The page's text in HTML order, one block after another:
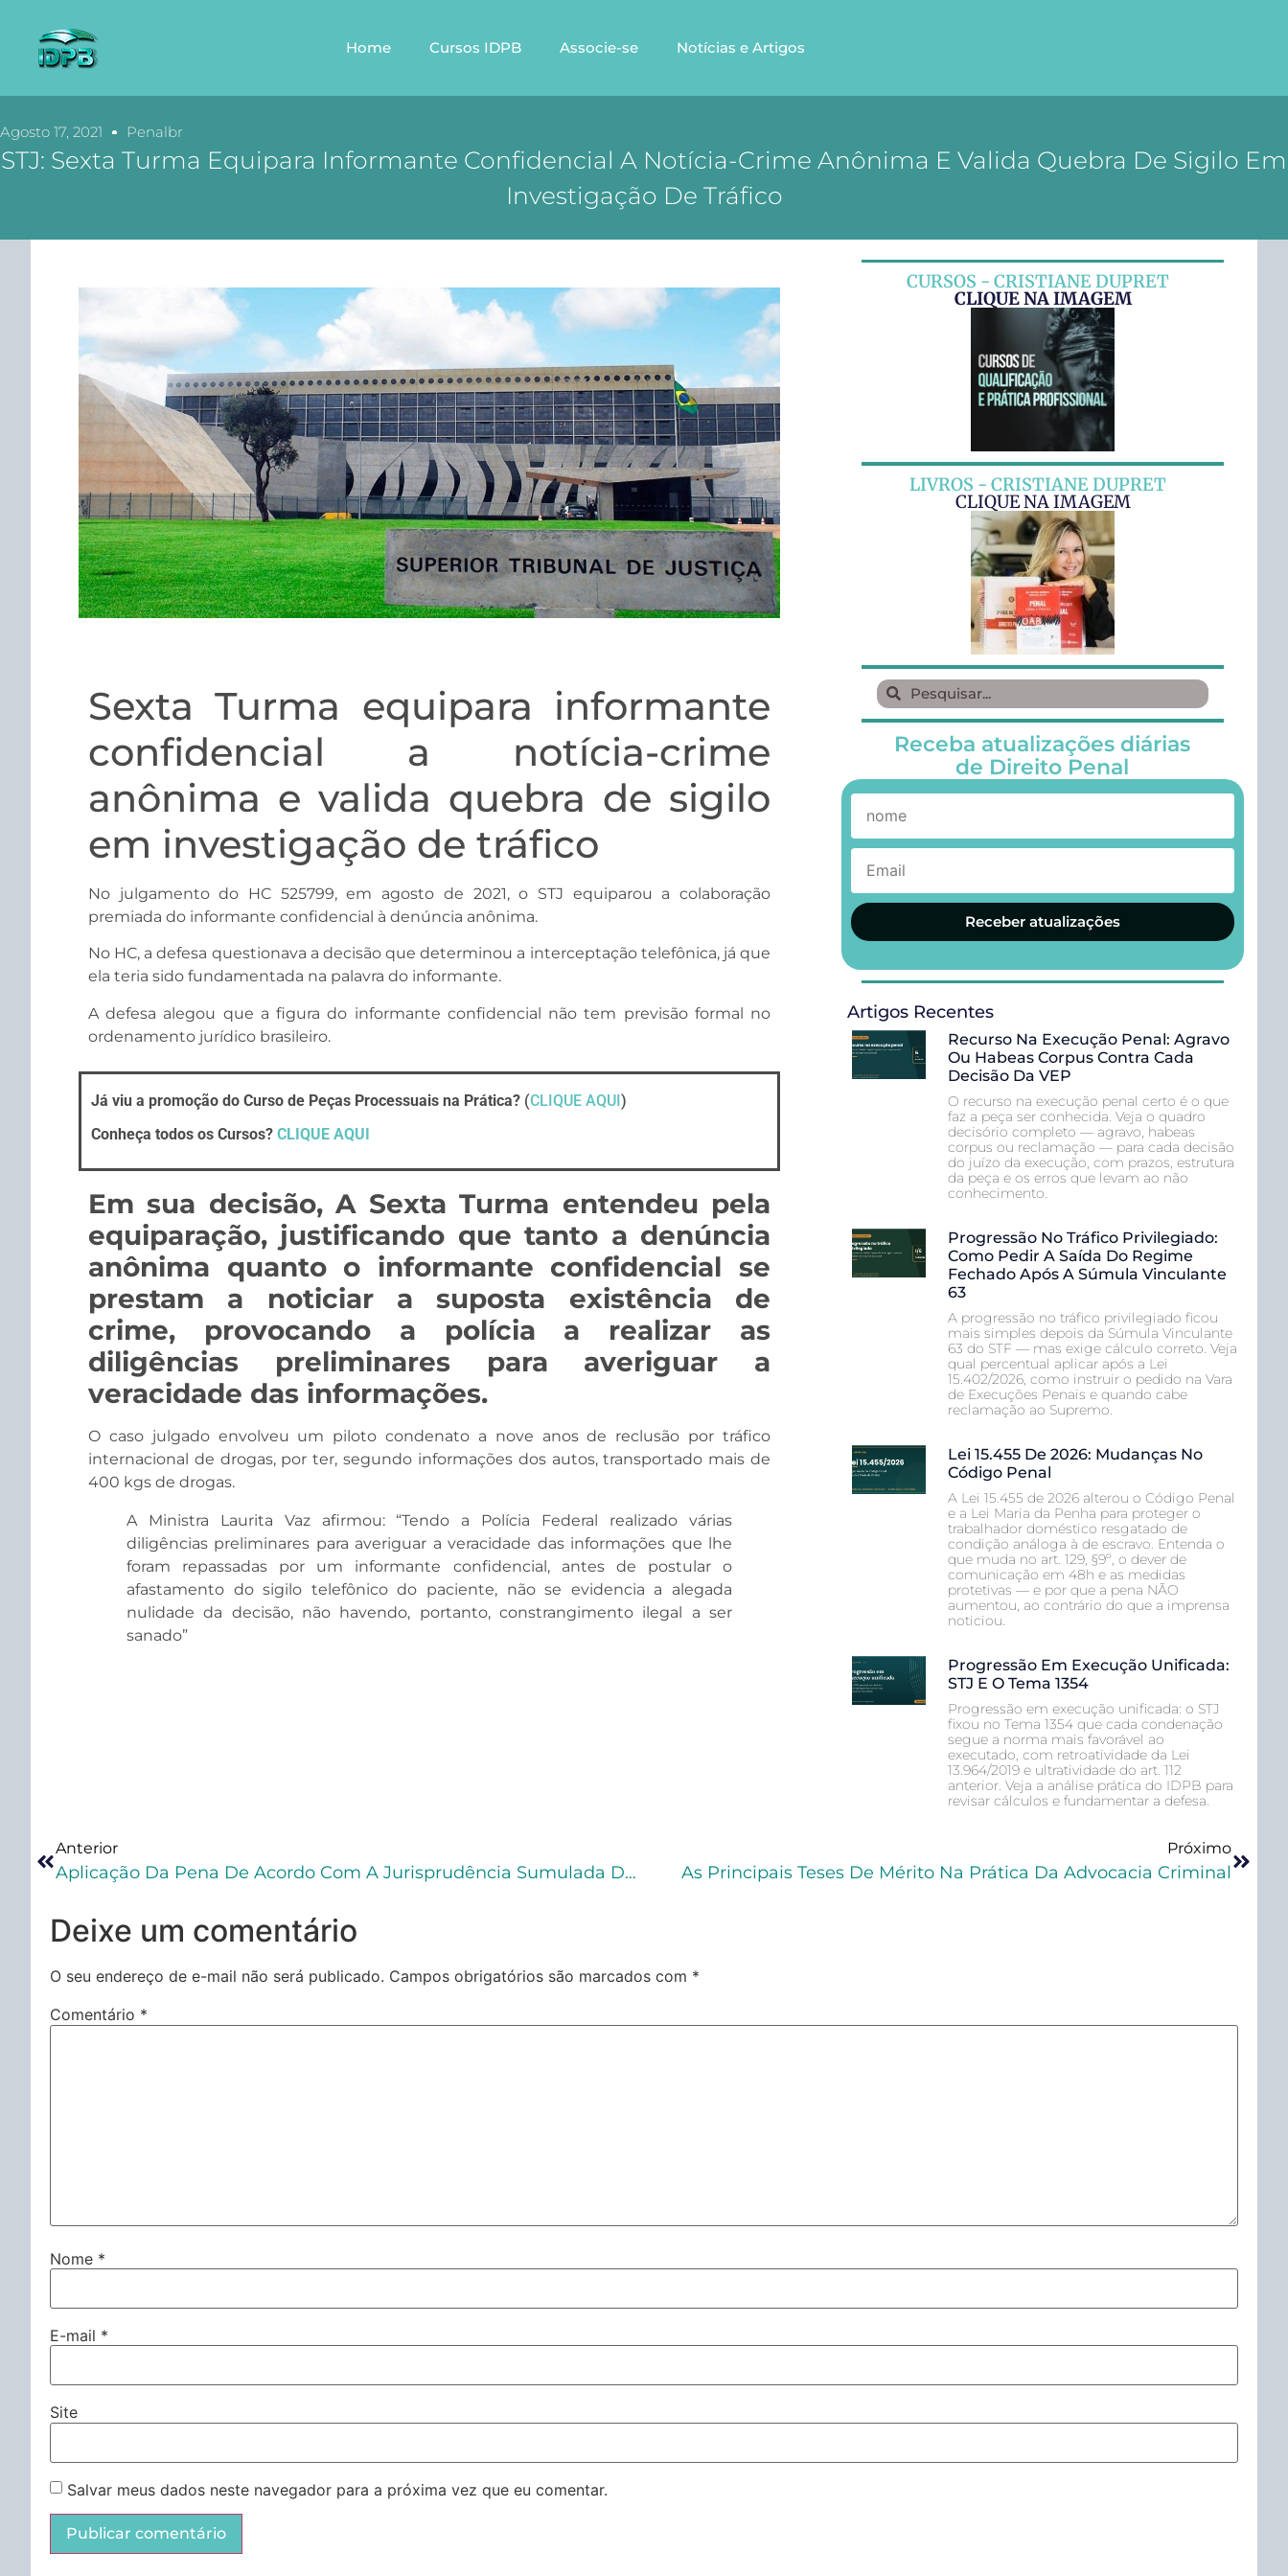
Home Cursos IDPB Associe-se Notícias e Artigos
Agosto 17, 2021 Penalbr
STJ: Sexta Turma Equipara Informante Confidencial A Notícia-Crime Anônima E Valida Quebra De Sigilo Em
Investigação De Tráfico
Sexta Turma equipara informante
confidencial a notícia-crime
anônima e valida quebra de sigilo
em investigação de tráfico
No julgamento do HC 525799, em agosto de 2021, o STJ equiparou a colaboração
premiada do informante confidencial à denúncia anônima.
No HC, a defesa questionava a decisão que determinou a interceptação telefônica, já que
ela teria sido fundamentada na palavra do informante.
A defesa alegou que a figura do informante confidencial não tem previsão formal no
ordenamento jurídico brasileiro.
Já viu a promoção do Curso de Peças Processuais na Prática? (CLIQUE AQUI)
Conheça todos os Cursos? CLIQUE AQUI
Em sua decisão, A Sexta Turma entendeu pela
equiparação, justificando que tanto a denúncia
anônima quanto o informante confidencial se
prestam a noticiar a suposta existência de
crime, provocando a polícia a realizar as
diligências preliminares para averiguar a
veracidade das informações.
O caso julgado envolveu um piloto condenato a nove anos de reclusão por tráfico
internacional de drogas, por ter, segundo informações dos autos, transportado mais de
400 kgs de drogas.
A Ministra Laurita Vaz afirmou: “Tendo a Polícia Federal realizado várias
diligências preliminares para averiguar a veracidade das informações que lhe
foram repassadas por um informante confidencial, antes de postular o
afastamento do sigilo telefônico do paciente, não se evidencia a alegada
nulidade da decisão, não havendo, portanto, constrangimento ilegal a ser
sanado”
CURSOS - CRISTIANE DUPRET
CLIQUE NA IMAGEM
LIVROS - CRISTIANE DUPRET
CLIQUE NA IMAGEM
Receba atualizações diárias
de Direito Penal
Receber atualizações
Artigos Recentes
Recurso Na Execução Penal: Agravo
Ou Habeas Corpus Contra Cada
Decisão Da VEP
O recurso na execução penal certo é o que
faz a peça ser conhecida. Veja o quadro
decisório completo — agravo, habeas
corpus ou reclamação — para cada decisão
do juízo da execução, com prazos, estrutura
da peça e os erros que levam ao não
conhecimento.
Progressão No Tráfico Privilegiado:
Como Pedir A Saída Do Regime
Fechado Após A Súmula Vinculante
63
A progressão no tráfico privilegiado ficou
mais simples depois da Súmula Vinculante
63 do STF — mas exige cálculo correto. Veja
qual percentual aplicar após a Lei
15.402/2026, como instruir o pedido na Vara
de Execuções Penais e quando cabe
reclamação ao Supremo.
Lei 15.455 De 2026: Mudanças No
Código Penal
A Lei 15.455 de 2026 alterou o Código Penal
e a Lei Maria da Penha para proteger o
trabalhador doméstico resgatado de
condição análoga à de escravo. Entenda o
que muda no art. 129, §9º, o dever de
comunicação em 48h e as medidas
protetivas — e por que a pena NÃO
aumentou, ao contrário do que a imprensa
noticiou.
Progressão Em Execução Unificada:
STJ E O Tema 1354
Progressão em execução unificada: o STJ
fixou no Tema 1354 que cada condenação
segue a norma mais favorável ao
executado, com retroatividade da Lei
13.964/2019 e ultratividade do art. 112
anterior. Veja a análise prática do IDPB para
revisar cálculos e fundamentar a defesa.
Anterior
Aplicação Da Pena De Acordo Com A Jurisprudência Sumulada Do STJ
Próximo
As Principais Teses De Mérito Na Prática Da Advocacia Criminal
Deixe um comentário
O seu endereço de e-mail não será publicado. Campos obrigatórios são marcados com *
Comentário *
Nome *
E-mail *
Site
Salvar meus dados neste navegador para a próxima vez que eu comentar.